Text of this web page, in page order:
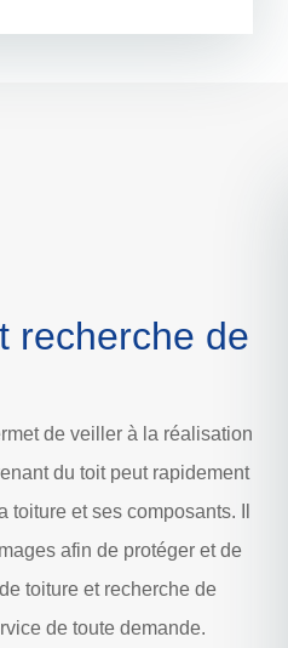
recherche de
de veiller à la réalisation
du toit peut rapidement
et ses composants. Il
afin de protéger et de
toiture et recherche de
de toute demande.